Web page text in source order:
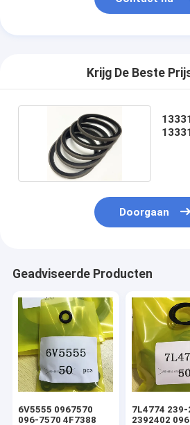
Krijg De Beste
Doorgaan
Geadviseerde Producten
6V5555 0967570
096-7570 4F7388
7L4774 239-
2392402